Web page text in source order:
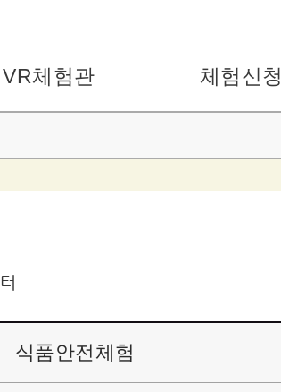
VR체험관 체험신청
식품안전체험